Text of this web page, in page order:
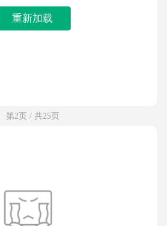
重新加载
第2页 / 共25页